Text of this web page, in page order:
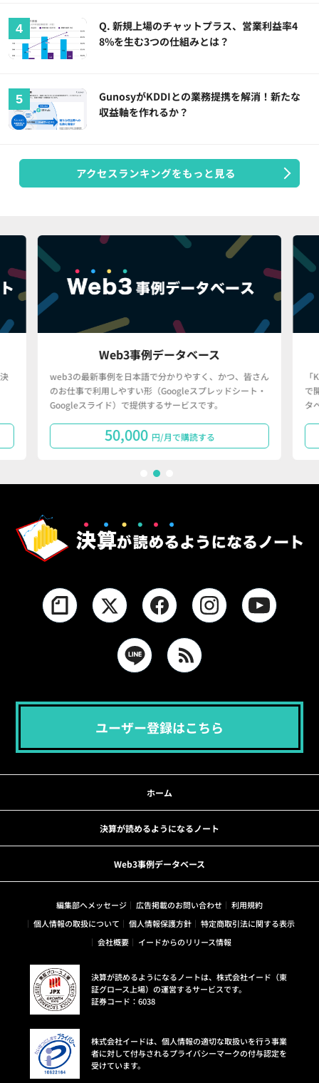
Q. 新規上場のチャットプラス、営業利益率4
8%を生む3つの仕組みとは？
GunosyがKDDIとの業務提携を解消！新たな
収益軸を作れるか？
アクセスランキングをもっと見る
Web3事例データベース
web3の最新事例を日本語で分かりやすく、かつ、皆さん
のお仕事で利用しやすい形（Googleスプレッドシート・
Googleスライド）で提供するサービスです。
50,000 円/月で購読する
で
タ
ユーザー登録はこちら
ホーム
決算が読めるようになるノート
Web3事例データベース
編集部へメッセージ 広告掲載のお問い合わせ
利用規約
個人情報の取扱について
個人情報保護方針
特定商取引法に関する表示
会社概要
イードからのリリース情報
決算が読めるようになるノートは、株式会社イード（東
証グロース上場）の運営するサービスです。
証券コード：6038
株式会社イードは、個人情報の適切な取扱いを行う事業
者に対して付与されるプライバシーマークの付与認定を
受けています。